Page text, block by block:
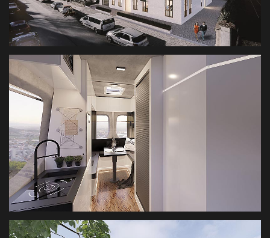
ARCHITEKTUR RENDERING MÜNCHEN
RENDERING ARCHITEKTUR